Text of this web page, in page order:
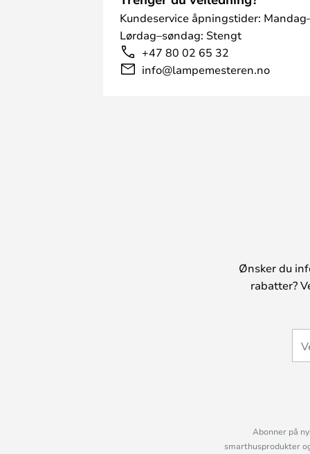
Kundeservice åpningstider:
Lørdag–søndag: Stengt
+47 80 02 65 32
info@lampemesteren.no
Ønsker du
rabatter?
Abonner på
smarthusprodukter